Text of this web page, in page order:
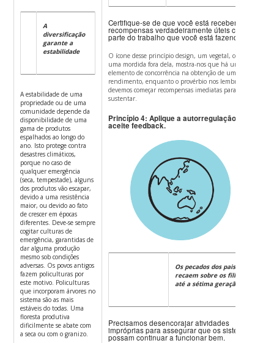
A
diversificação
garante a
estabilidade
A estabilidade de uma
propriedade ou de uma
comunidade depende da
disponibilidade de uma
gama de produtos
espalhados ao longo do
ano. Isto protege contra
desastres climáticos,
porque no caso de
qualquer emergência
(seca, tempestade), alguns
dos produtos vão escapar,
devido a uma resistência
maior, ou devido ao fato
de crescer em épocas
diferentes. Deve-se sempre
cogitar culturas de
emergência, garantidas de
dar alguma produção
mesmo sob condições
adversas. Os povos antigos
fazem policulturas por
este motivo. Policulturas
que incorporam árvores no
sistema são as mais
estáveis do todas. Uma
floresta produtiva
dificilmente se abate com
a seca ou com o granizo.
Certifique-se de que você está recebendo
recompensas verdadeiramente úteis como
parte do trabalho que você está fazendo.
O ícone desse princípio design, um vegetal, com
uma mordida fora dela, mostra-nos que há um
elemento de concorrência na obtenção de um
rendimento, enquanto o provérbio nos lembra que
devemos começar recompensas imediatas para nos
sustentar.
Princípio 4: Aplique a autorregulação e
aceite feedback.
Os pecados dos pais
recaem sobre os filhos
até a sétima geração
Precisamos desencorajar atividades
impróprias para assegurar que os sistemas
possam continuar a funcionar bem.